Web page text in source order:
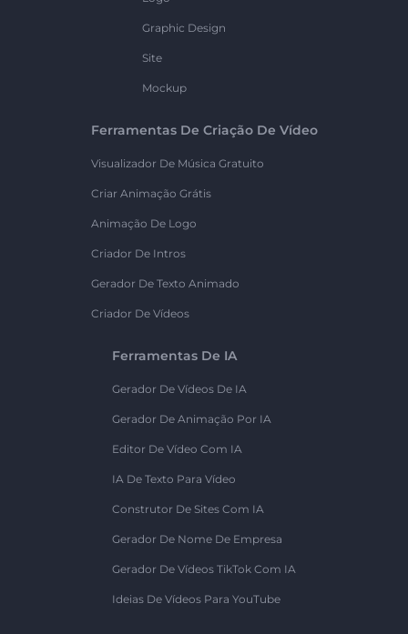
Graphic Design
Site
Mockup
Ferramentas De Criação De Vídeo
Visualizador De Música Gratuito
Criar Animação Grátis
Animação De Logo
Criador De Intros
Gerador De Texto Animado
Criador De Vídeos
Ferramentas De IA
Gerador De Vídeos De IA
Gerador De Animação Por IA
Editor De Vídeo Com IA
IA De Texto Para Vídeo
Construtor De Sites Com IA
Gerador De Nome De Empresa
Gerador De Vídeos TikTok Com IA
Ideias De Vídeos Para YouTube